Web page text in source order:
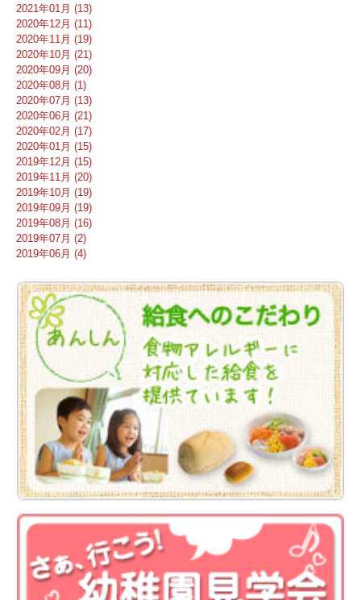
2021年01月 (13)
2020年12月 (11)
2020年11月 (19)
2020年10月 (21)
2020年09月 (20)
2020年08月 (1)
2020年07月 (13)
2020年06月 (21)
2020年02月 (17)
2020年01月 (15)
2019年12月 (15)
2019年11月 (20)
2019年10月 (19)
2019年09月 (19)
2019年08月 (16)
2019年07月 (2)
2019年06月 (4)